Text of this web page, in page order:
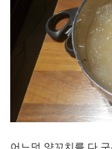
어느덧 양꼬치를 다